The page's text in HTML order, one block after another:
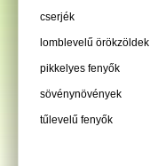
cserjék
lomblevelű örökzöldek
pikkelyes fenyők
sövénynövények
tűlevelű fenyők